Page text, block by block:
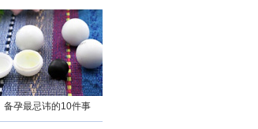
备孕最忌讳的10件事